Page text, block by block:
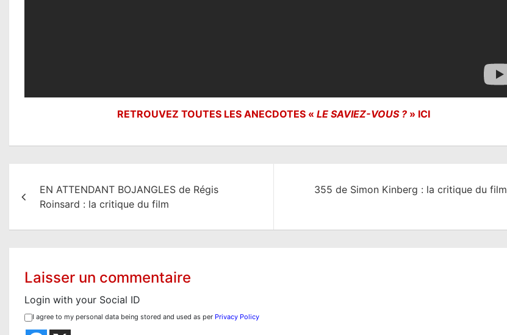
RETROUVEZ TOUTES LES ANECDOTES « LE SAVIEZ-VOUS ?» ICI
EN ATTENDANT BOJANGLES de Régis
Roinsard : la critique du film
355 de Simon Kinberg : la critique du film
Laisser un commentaire
Login with your Social ID
I agree to my personal data being stored and used as per Privacy Policy